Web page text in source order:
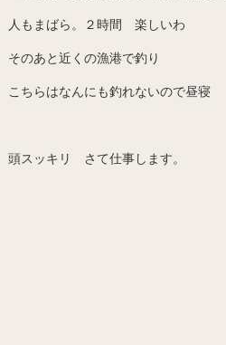
人もまばら。２時間 楽しいわ
そのあと近くの漁港で釣り
こちらはなんにも釣れないので昼寝
頭スッキリ さて仕事します。